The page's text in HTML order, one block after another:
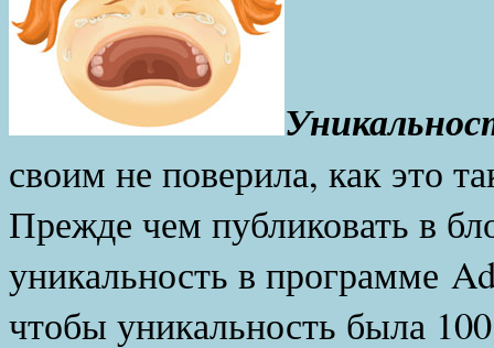
своим не поверила, как это
Прежде чем публиковать в
уникальность в программе
чтобы уникальность была